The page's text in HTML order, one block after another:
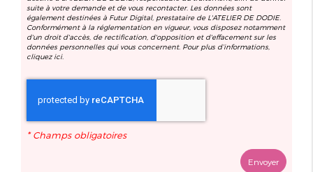
suite à votre demande et de vous recontacter. Les données sont
également destinées à Futur Digital, prestataire de L'ATELIER DE DODIE.
Conformément à la réglementation en vigueur, vous disposez notamment
d'un droit d'accès, de rectification, d'opposition et d'effacement sur les
données personnelles qui vous concernent. Pour plus d’informations,
cliquez ici.
*Champs obligatoires